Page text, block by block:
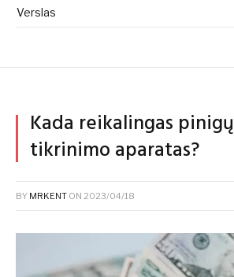
Verslas
Kada reikalingas pinigų
tikrinimo aparatas?
BY MRKENT ON 2023/04/18